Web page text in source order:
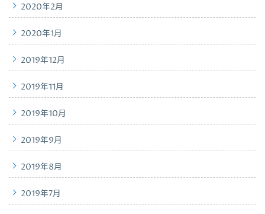
2020年2月
2020年1月
2019年12月
2019年11月
2019年10月
2019年9月
2019年8月
2019年7月